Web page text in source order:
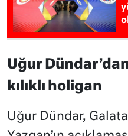
Uğur
kılıklı holigan
Uğur Dündar,